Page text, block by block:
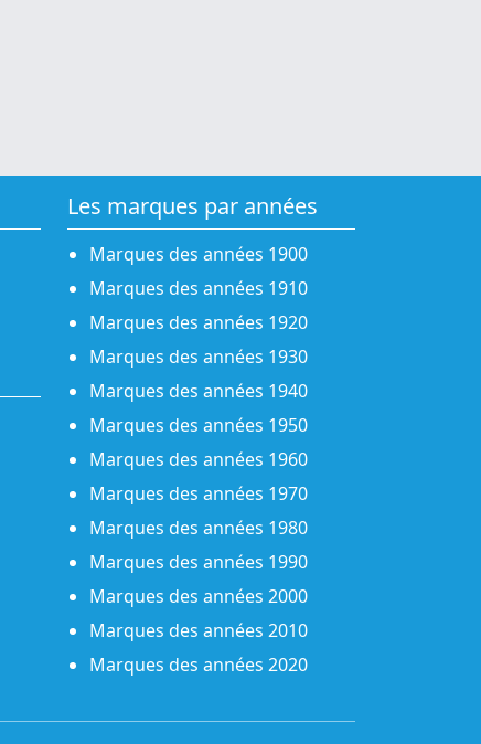
Les marques par années
Marques des années 1900
Marques des années 1910
Marques des années 1920
Marques des années 1930
Marques des années 1940
Marques des années 1950
Marques des années 1960
Marques des années 1970
Marques des années 1980
Marques des années 1990
Marques des années 2000
Marques des années 2010
Marques des années 2020